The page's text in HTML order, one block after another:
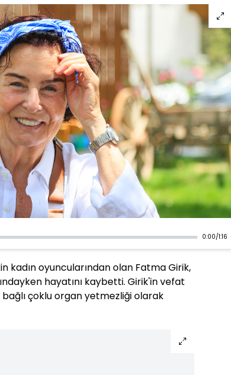
0:00/1:16
kadın oyuncularından olan Fatma Girik,
hayatını kaybetti. Girik'in vefat
çoklu organ yetmezliği olarak